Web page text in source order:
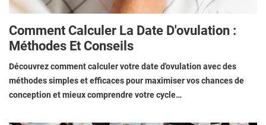
Comment Calculer La Date D'ovulation :
Méthodes Et Conseils
Découvrez comment calculer votre date d'ovulation avec des
méthodes simples et efficaces pour maximiser vos chances de
conception et mieux comprendre votre cycle…